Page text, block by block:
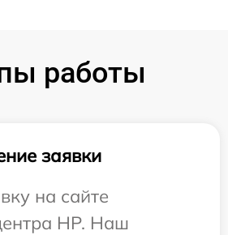
работы
заявки
на сайте
HP. Наш